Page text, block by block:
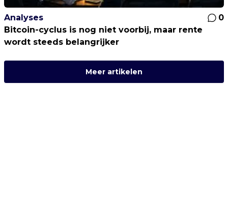
Analyses
0
Bitcoin-cyclus is nog niet voorbij, maar rente
wordt steeds belangrijker
Meer artikelen